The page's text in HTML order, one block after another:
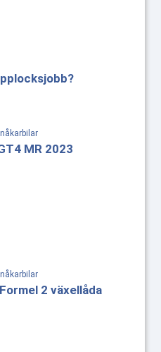
MR 2023
2 växellåda